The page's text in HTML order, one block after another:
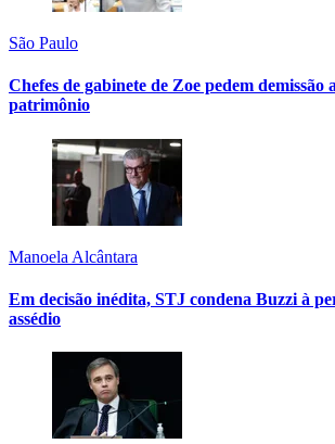
São Paulo
Chefes de gabinete de Zoe pedem demissão
patrimônio
Manoela Alcântara
Em decisão inédita, STJ condena Buzzi à
assédio